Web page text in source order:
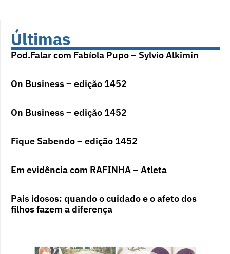
Últimas
Pod.Falar com Fabíola Pupo – Sylvio Alkimin
On Business – edição 1452
On Business – edição 1452
Fique Sabendo – edição 1452
Em evidência com RAFINHA – Atleta
Pais idosos: quando o cuidado e o afeto dos
filhos fazem a diferença